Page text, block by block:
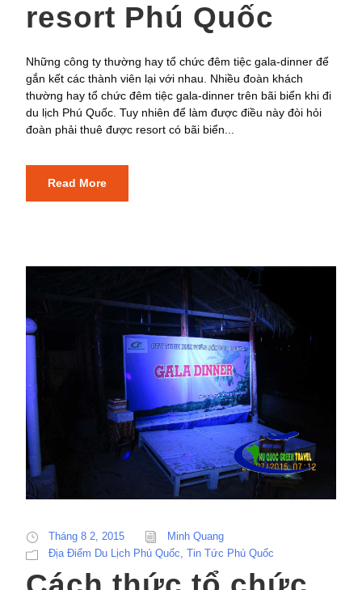
resort Phú Quốc
Những công ty thường hay tổ chức đêm tiệc gala-dinner để
gắn kết các thành viên lại với nhau. Nhiều đoàn khách
thường hay tổ chức đêm tiệc gala-dinner trên bãi biển khi đi
du lịch Phú Quốc. Tuy nhiên để làm được điều này đòi hỏi
đoàn phải thuê được resort có bãi biển...
Read More
Tháng 8 2, 2015
Minh Quang
Địa Điểm Du Lịch Phú Quốc, Tin Tức Phú Quốc